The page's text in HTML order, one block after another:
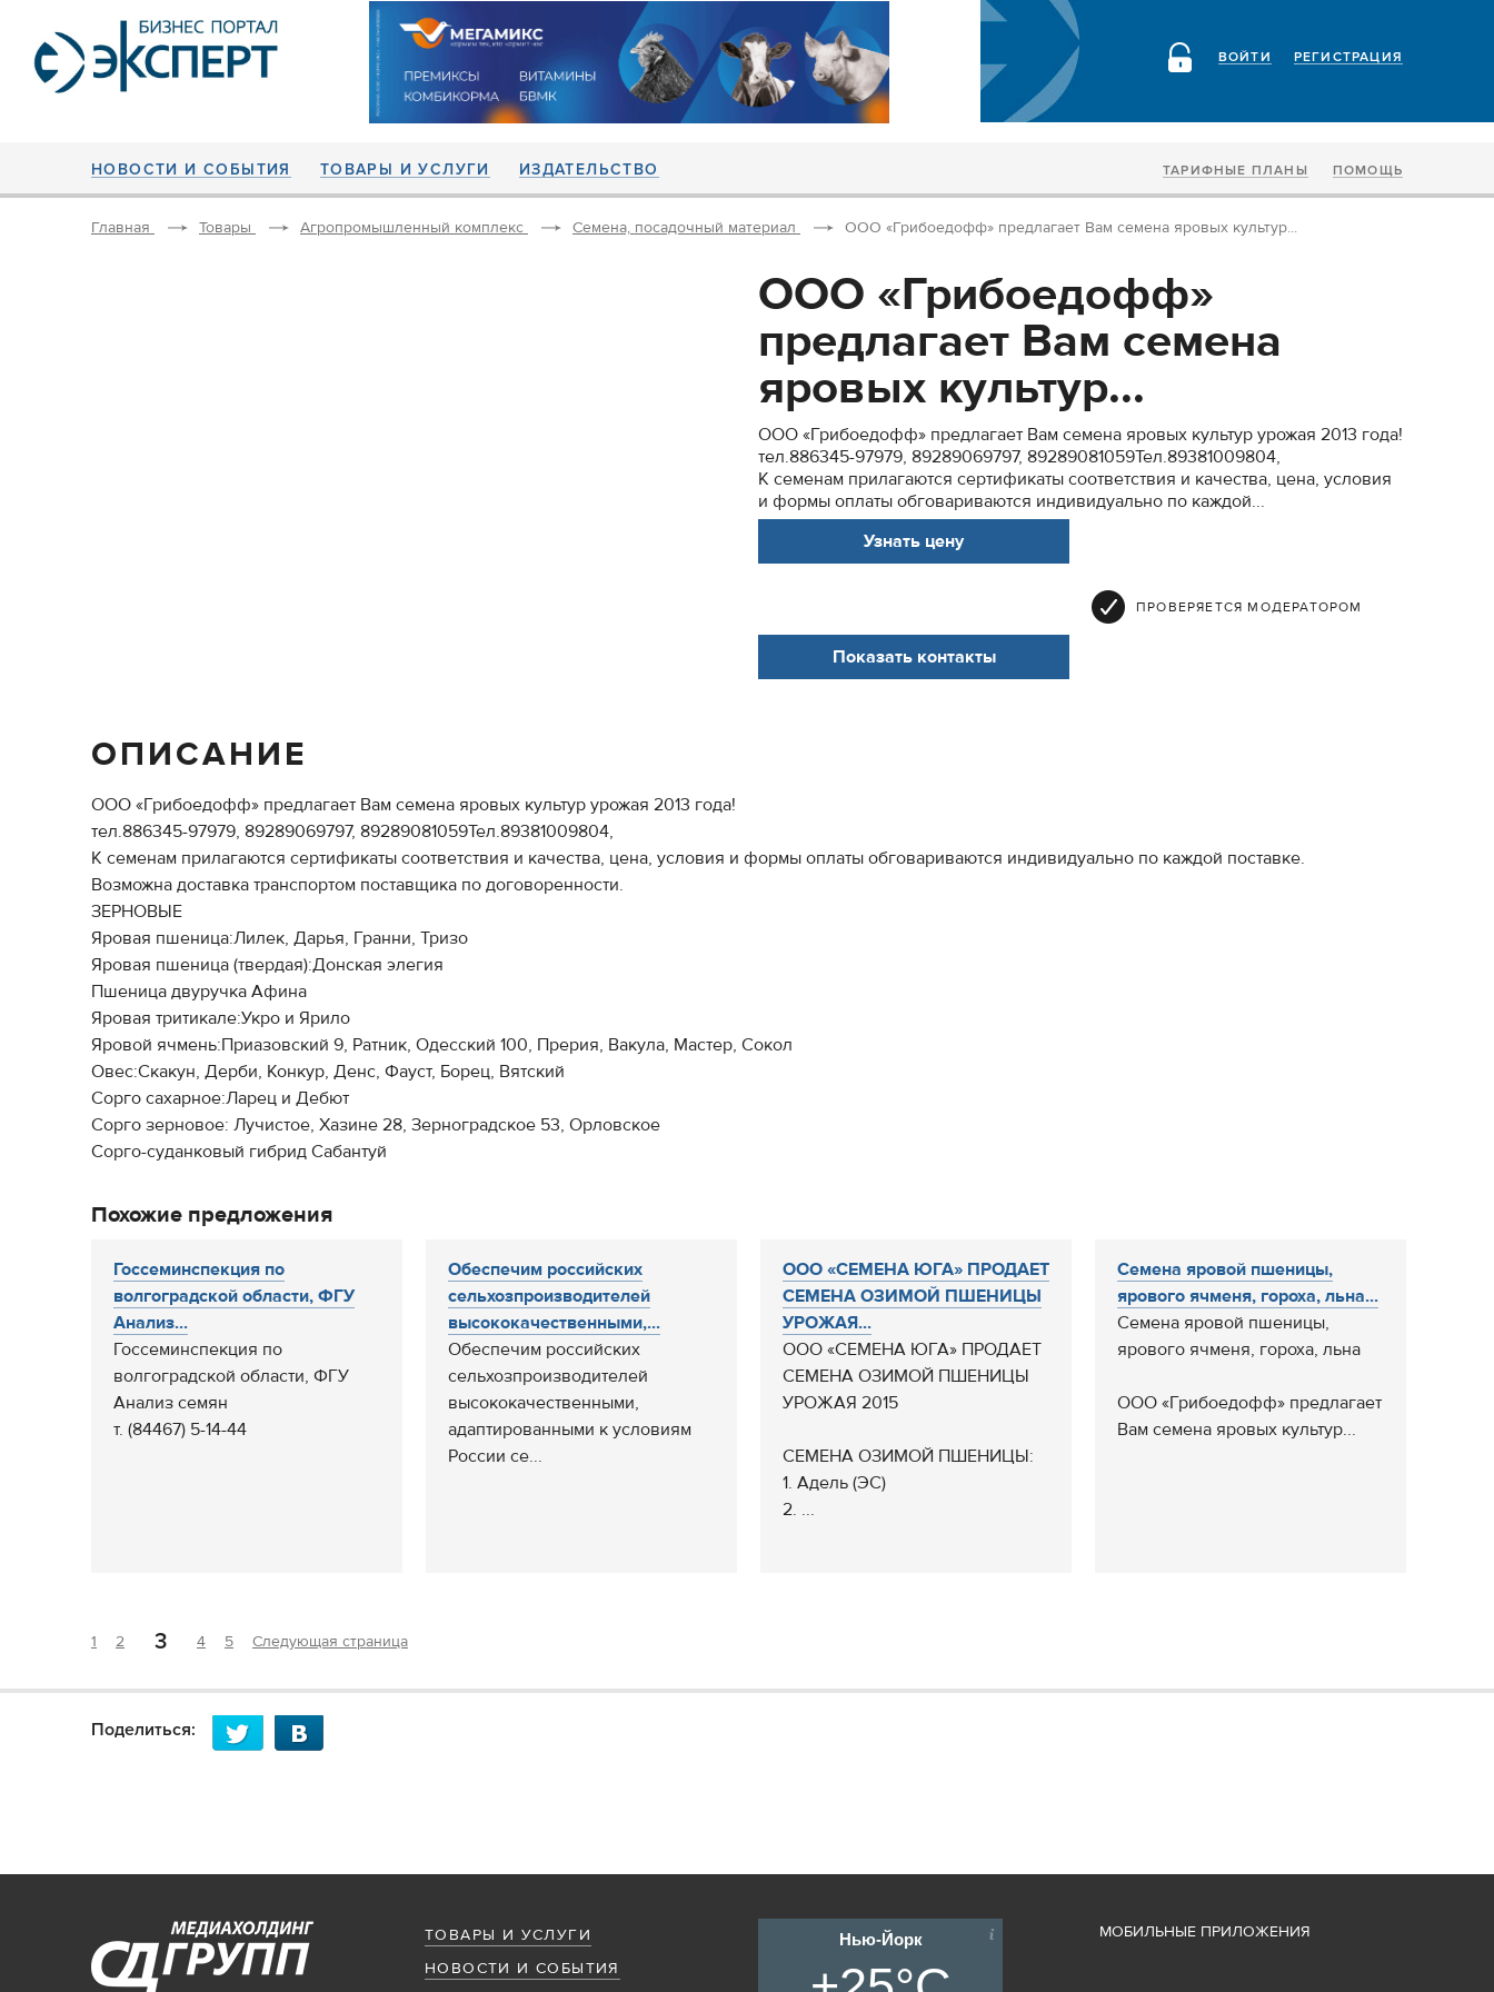
РЕГИСТРАЦИЯ
ВОЙТИ
НОВОСТИ И СОБЫТИЯ ТОВАРЫ И УСЛУГИ ИЗДАТЕЛЬСТВО ТАРИФНЫЕ ПЛАНЫ ПОМОЩЬ
Главная Товары Агропромышленный комплекс Семена, посадочный материал ООО «Грибоедофф» предлагает Вам семена яровых культур...
ООО «Грибоедофф»
предлагает Вам семена
яровых культур...
ООО «Грибоедофф» предлагает Вам семена яровых культур урожая 2013 года!
тел.886345-97979, 89289069797, 89289081059Тел.89381009804,
К семенам прилагаются сертификаты соответствия и качества, цена, условия
и формы оплаты обговариваются индивидуально по каждой...
Узнать цену
ПРОВЕРЯЕТСЯ МОДЕРАТОРОМ
Показать контакты
ОПИСАНИЕ
ООО «Грибоедофф» предлагает Вам семена яровых культур урожая 2013 года!
тел.886345-97979, 89289069797, 89289081059Тел.89381009804,
К семенам прилагаются сертификаты соответствия и качества, цена, условия и формы оплаты обговариваются индивидуально по каждой поставке.
Возможна доставка транспортом поставщика по договоренности.
ЗЕРНОВЫЕ
Яровая пшеница:Лилек, Дарья, Гранни, Тризо
Яровая пшеница (твердая):Донская элегия
Пшеница двуручка Афина
Яровая тритикале:Укро и Ярило
Яровой ячмень:Приазовский 9, Ратник, Одесский 100, Прерия, Вакула, Мастер, Сокол
Овес:Скакун, Дерби, Конкур, Денс, Фауст, Борец, Вятский
Сорго сахарное:Ларец и Дебют
Сорго зерновое: Лучистое, Хазине 28, Зерноградское 53, Орловское
Сорго-суданковый гибрид Сабантуй
Похожие предложения
Госсеминспекция по
волгоградской области, ФГУ
Анализ...
Госсеминспекция по
волгоградской области, ФГУ
Анализ семян
т. (84467) 5-14-44
Обеспечим российских
сельхозпроизводителей
высококачественными,...
Обеспечим российских
сельхозпроизводителей
высококачественными,
адаптированными к условиям
России се...
ООО «СЕМЕНА ЮГА» ПРОДАЕТ
СЕМЕНА ОЗИМОЙ ПШЕНИЦЫ
УРОЖАЯ...
ООО «СЕМЕНА ЮГА» ПРОДАЕТ
СЕМЕНА ОЗИМОЙ ПШЕНИЦЫ
УРОЖАЯ 2015
СЕМЕНА ОЗИМОЙ ПШЕНИЦЫ:
1. Адель (ЭС)
2. ...
Семена яровой пшеницы,
ярового ячменя, гороха, льна...
Семена яровой пшеницы,
ярового ячменя, гороха, льна
ООО «Грибоедофф» предлагает
Вам семена яровых культур...
1 2 3 4 5 Следующая страница
Поделиться:
ТОВАРЫ И УСЛУГИ
НОВОСТИ И СОБЫТИЯ
Нью-Йорк МОБИЛЬНЫЕ ПРИЛОЖЕНИЯ